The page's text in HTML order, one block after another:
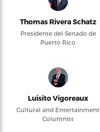
Thomas Rivera Schatz
Presidente del Senado de
Puerto Rico
Luisito Vigoreaux
Cultural and Entertainment
Columnist